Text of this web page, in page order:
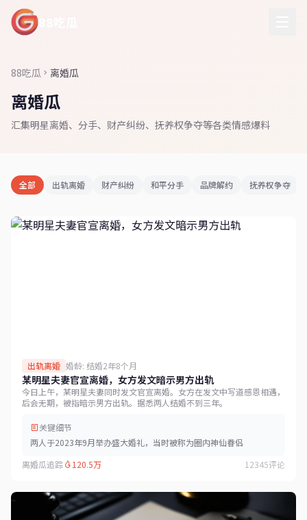
88吃瓜 离婚瓜
离婚瓜
汇集明星离婚、分手、财产纠纷、抚养权争夺等各类情感爆料
全部 出轨离婚 财产纠纷 和平分手 品牌解约 抚养权争夺
出轨离婚 婚龄: 结婚2年8个月
某明星夫妻官宣离婚，女方发文暗示男方出轨
今日上午，某明星夫妻同时发文官宣离婚。女方在发文中写道感恩相遇，
后会无期，被指暗示男方出轨。据悉两人结婚不到三年。
关键细节
两人于2023年9月举办盛大婚礼，当时被称为圈内神仙眷侣
离婚瓜追踪
120.5万 12345评论